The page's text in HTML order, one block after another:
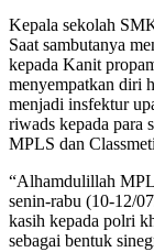
Kepala sekolah
Saat sambutanya
kepada Kanit
menyempatkan diri
menjadi insfektur
riwads kepada para
MPLS dan
“Alhamdulillah
senin-rabu (10-12/
kasih kepada polri
sebagai bentuk